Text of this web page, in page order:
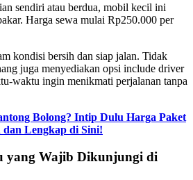
sendiri atau berdua, mobil kecil ini
Harga sewa mulai Rp250.000 per
kondisi bersih dan siap jalan. Tidak
juga menyediakan opsi include driver
waktu ingin menikmati perjalanan tanpa
Bolong? Intip Dulu Harga Paket
Lengkap di Sini!
yang Wajib Dikunjungi di